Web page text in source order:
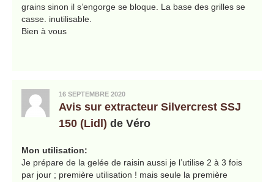
grains sinon il s’engorge se bloque. La base des grilles se
casse. inutilisable.
Bien à vous
16 SEPTEMBRE 2020
Avis sur extracteur Silvercrest SSJ
150 (Lidl) de Véro
Mon utilisation:
Je prépare de la gelée de raisin aussi je l’utilise 2 à 3 fois
par jour ; première utilisation ! mais seule la première